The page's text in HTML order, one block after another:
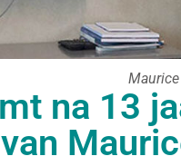
na 13